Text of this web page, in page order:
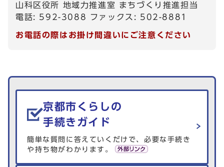
山科区役所 地域力推進室 まちづくり推進担当
電話: 592-3088 ファックス: 502-8881
お電話の際はお掛け間違いにご注意ください
生活情報を探す
京都市くらしの
手続きガイド
簡単な質問に答えていくだけで、必要な手続き
や持ち物がわかります。